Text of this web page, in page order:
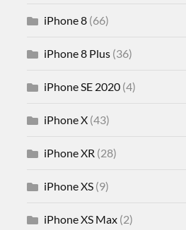
iPhone 8 (66)
iPhone 8 Plus (36)
iPhone SE 2020 (4)
iPhone X (43)
iPhone XR (28)
iPhone XS (9)
iPhone XS Max (2)